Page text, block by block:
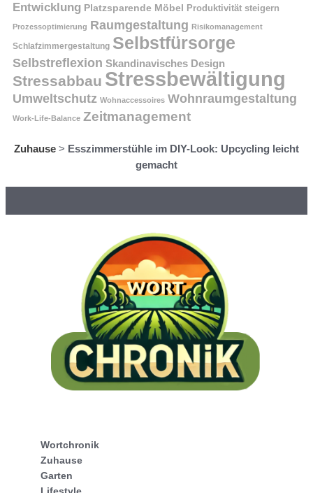
Entwicklung Platzsparende Möbel Produktivität steigern
Prozessoptimierung Raumgestaltung Risikomanagement
Schlafzimmergestaltung Selbstfürsorge
Selbstreflexion Skandinavisches Design
Stressabbau Stressbewältigung
Umweltschutz Wohnaccessoires Wohnraumgestaltung
Work-Life-Balance Zeitmanagement
Zuhause > Esszimmerstühle im DIY-Look: Upcycling leicht
gemacht
Wortchronik
Zuhause
Garten